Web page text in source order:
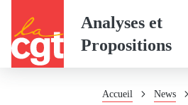
contenu
Analyses et
Propositions
Accueil News